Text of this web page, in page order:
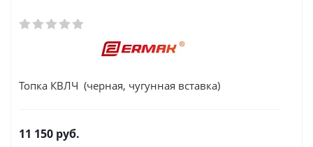
Топка КВЛЧ (черная, чугунная вставка)
11 150 руб.